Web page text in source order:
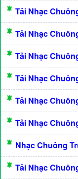
Tải Nhạc
Tải Nhạc
Tải Nhạc
Tải Nhạc
Tải Nhạc
Tải Nhạc
Nhạc Chuông
Tải Nhạc